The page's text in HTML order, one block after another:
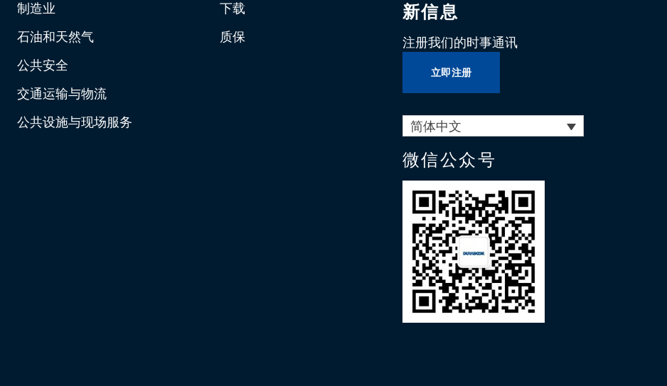
制造业
石油和天然气
公共安全
交通运输与物流
公共设施与现场服务
下载
质保
新信息
注册我们的时事通讯
立即注册
简体中文
微信公众号